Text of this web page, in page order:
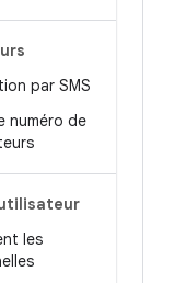
par SMS
numéro de
les